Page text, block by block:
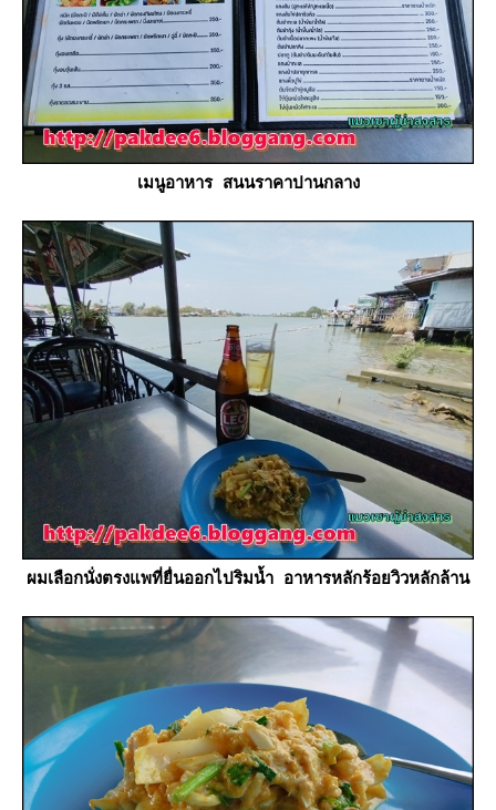
เมนูอาหาร สนนราคาปานกลาง
ผมเลือกนั่งตรงแพที่ยื่นออกไปริมน้ำ อาหารหลักร้อยวิวหลักล้าน